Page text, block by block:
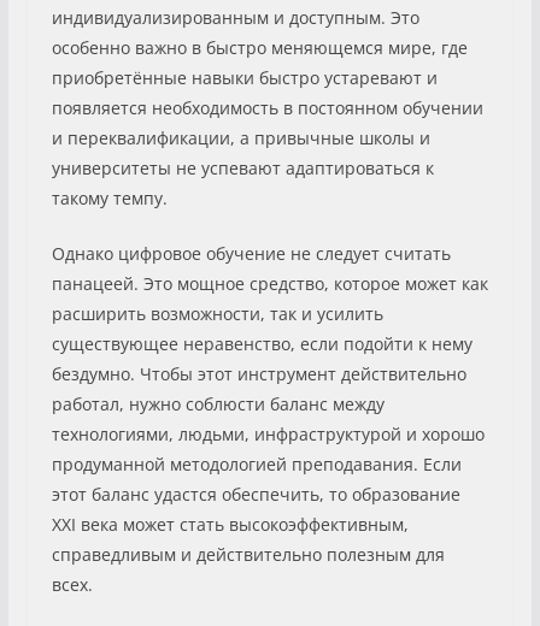
индивидуализированным и доступным. Это
особенно важно в быстро меняющемся мире, где
приобретённые навыки быстро устаревают и
появляется необходимость в постоянном обучении
и переквалификации, а привычные школы и
университеты не успевают адаптироваться к
такому темпу.
Однако цифровое обучение не следует считать
панацеей. Это мощное средство, которое может как
расширить возможности, так и усилить
существующее неравенство, если подойти к нему
бездумно. Чтобы этот инструмент действительно
работал, нужно соблюсти баланс между
технологиями, людьми, инфраструктурой и хорошо
продуманной методологией преподавания. Если
этот баланс удастся обеспечить, то образование
XXI века может стать высокоэффективным,
справедливым и действительно полезным для
всех.